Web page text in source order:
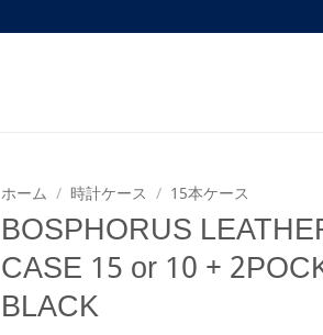
ホーム / 時計ケース / 15本ケース
BOSPHORUS
CASE 15 or 10 +
BLACK